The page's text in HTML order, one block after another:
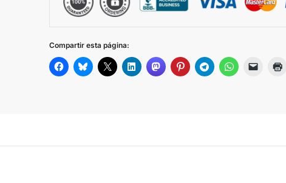
NAVY
DEEP
GREEN
Compartir esta página: